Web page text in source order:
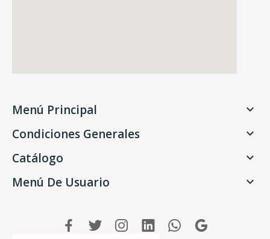
Menú Principal 
Condiciones Generales 
Catálogo 
Menú De Usuario 